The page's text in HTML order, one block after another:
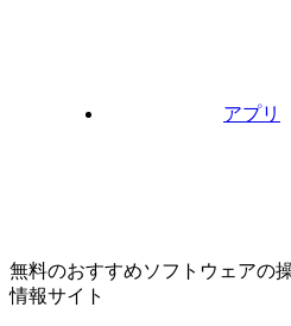
アプリ
無料のおすすめソフトウェアの
情報サイト